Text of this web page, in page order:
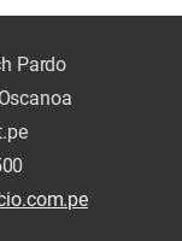
Pardo